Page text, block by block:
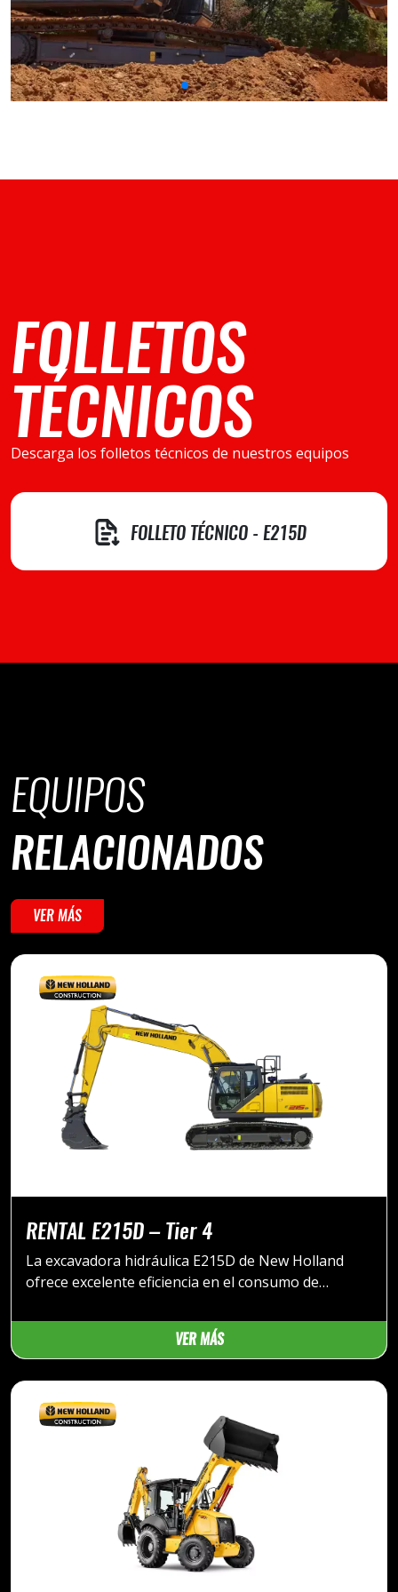
FOLLETOS
TÉCNICOS
Descarga los folletos técnicos de nuestros equipos
FOLLETO TÉCNICO - E215D
EQUIPOS
RELACIONADOS
VER MÁS
RENTAL E215D – Tier 4
La excavadora hidráulica E215D de New Holland
ofrece excelente eficiencia en el consumo de
contribuye a prolongar la vida útil de la máquina.
VER MÁS